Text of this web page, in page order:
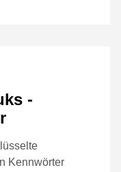
-
Kennwörter